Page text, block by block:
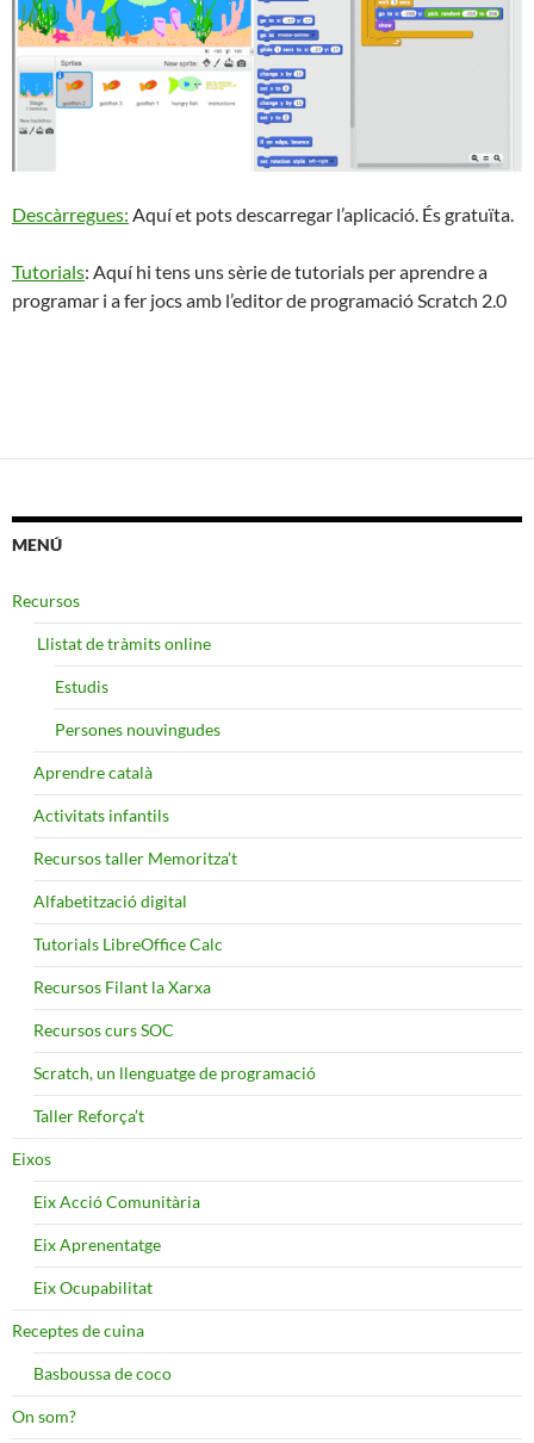
Descàrregues: Aquí et pots descarregar l’aplicació. És gratuïta.
Tutorials: Aquí hi tens uns sèrie de tutorials per aprendre a
programar i a fer jocs amb l’editor de programació Scratch 2.0
MENÚ
Recursos
​ Llistat de tràmits online
Estudis
Persones nouvingudes
Aprendre català
Activitats infantils
Recursos taller Memoritza’t
Alfabetització digital
Tutorials LibreOffice Calc
Recursos Filant la Xarxa
Recursos curs SOC
Scratch, un llenguatge de programació
Taller Reforça’t
Eixos
Eix Acció Comunitària
Eix Aprenentatge
Eix Ocupabilitat
Receptes de cuina
Basboussa de coco
On som?